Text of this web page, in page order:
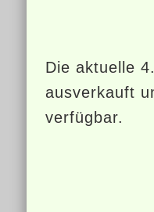
Die aktuelle
ausverkauft
verfügbar.